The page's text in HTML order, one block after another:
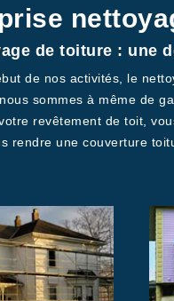
de toiture : une
de nos activités, le
sommes à même de
revêtement de toit,
rendre une couverture